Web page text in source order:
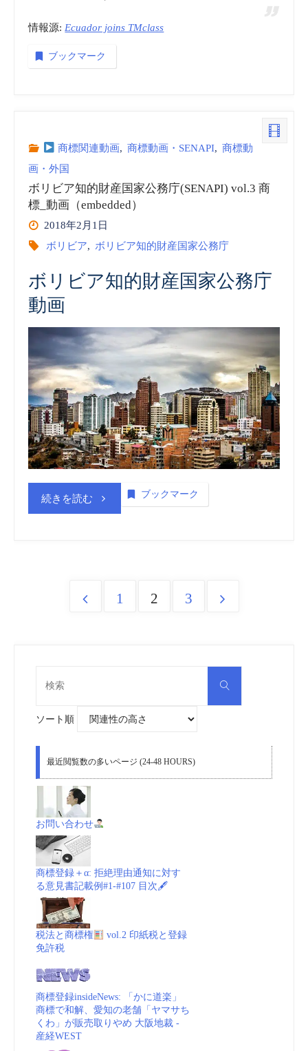
(SENAPI)
vol.4
_
動
（embedded）”
情報源: Ecuador joins TMclass
ブックマーク
商標関連動画, 商標動画・SENAPI, 商標動
画・外国
ボリビア知的財産国家公務庁(SENAPI) vol.3 商
標_動画（embedded）
2018年2月1日
ボリビア, ボリビア知的財産国家公務庁
ボリビア知的財産国家公務庁
動画
続きを読む“ボ
産
家
庁
vol.3
標
_
ブックマーク
Posts
1 2 3
検
ソート順
最近閲覧数の多いページ (24-48 HOURS)
お問い合わせ
商標登録＋α: 拒絶理由通知に対す
る意見書記載例#1-#107 目次🖋
税法と商標権
vol.2 印紙税と登録
免許税
商標登録insideNews: 「かに道楽」
商標で和解、愛知の老舗「ヤマサち
くわ」が販売取りやめ 大阪地裁 -
産経WEST